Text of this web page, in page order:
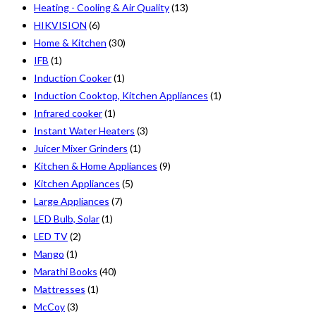
Heating - Cooling & Air Quality(13)
HIKVISION (6)
Home & Kitchen (30)
IFB (1)
Induction Cooker(1)
Induction Cooktop, Kitchen Appliances (1)
Infrared cooker(1)
Instant Water Heaters (3)
Juicer Mixer Grinders (1)
Kitchen & Home Appliances (9)
Kitchen Appliances (5)
Large Appliances (7)
LED Bulb, Solar(1)
LED TV(2)
Mango (1)
Marathi Books (40)
Mattresses (1)
McCoy(3)